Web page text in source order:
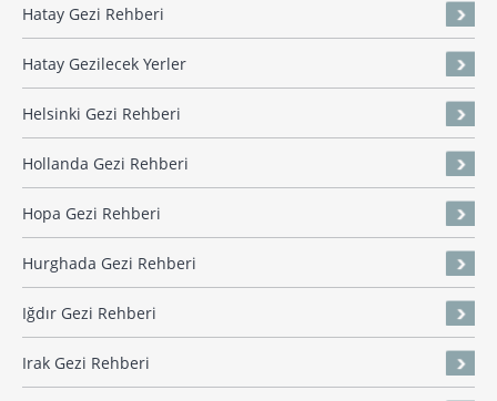
Hatay Gezi Rehberi
Hatay Gezilecek Yerler
Helsinki Gezi Rehberi
Hollanda Gezi Rehberi
Hopa Gezi Rehberi
Hurghada Gezi Rehberi
Iğdır Gezi Rehberi
Irak Gezi Rehberi